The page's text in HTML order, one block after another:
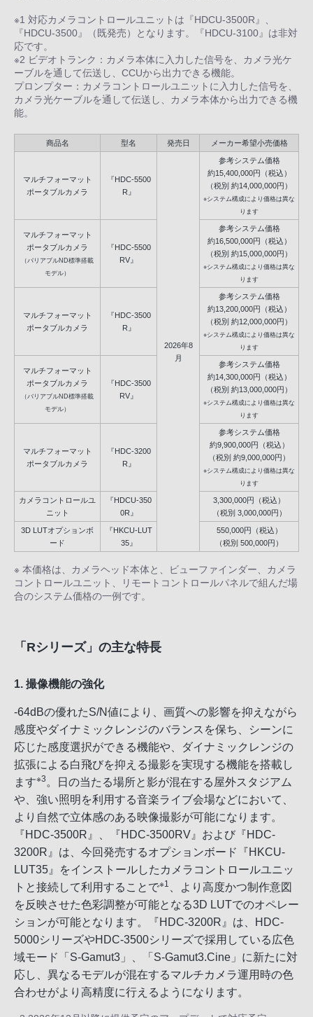
※1 対応カメラコントロールユニットは『HDCU-3500R』、
『HDCU-3500』（既発売）となります。『HDCU-3100』は非対
応です。
※2 ビデオトランク：カメラ本体に入力した信号を、カメラ光ケ
ーブルを通して伝送し、CCUから出力できる機能。
プロンプター：カメラコントロールユニットに入力した信号を、
カメラ光ケーブルを通して伝送し、カメラ本体から出力できる機
能。
商品名 型名 発売日 メーカー希望小売価格
マルチフォーマット
ポータブルカメラ
『HDC-5500
R』
2026年8
月
参考システム価格
約15,400,000円（税込）
（税別 約14,000,000円）
※システム構成により価格は異な
ります
マルチフォーマット
ポータブルカメラ
（バリアブルND標準搭載
モデル）
『HDC-5500
RV』
参考システム価格
約16,500,000円（税込）
（税別 約15,000,000円）
※システム構成により価格は異な
ります
マルチフォーマット
ポータブルカメラ
『HDC-3500
R』
参考システム価格
約13,200,000円（税込）
（税別 約12,000,000円）
※システム構成により価格は異な
ります
マルチフォーマット
ポータブルカメラ
（バリアブルND標準搭載
モデル）
『HDC-3500
RV』
参考システム価格
約14,300,000円（税込）
（税別 約13,000,000円）
※システム構成により価格は異な
ります
マルチフォーマット
ポータブルカメラ
『HDC-3200
R』
参考システム価格
約9,900,000円（税込）
（税別 約9,000,000円）
※システム構成により価格は異な
ります
カメラコントロールユ
ニット
『HDCU-350
0R』
3,300,000円（税込）
（税別 3,000,000円）
3D LUTオプションボ
ード
『HKCU-LUT
35』
550,000円（税込）
（税別 500,000円）
※ 本価格は、カメラヘッド本体と、ビューファインダー、カメラ
コントロールユニット、リモートコントロールパネルで組んだ場
合のシステム価格の一例です。
「Rシリーズ」の主な特長
1. 撮像機能の強化
-64dBの優れたS/N値により、画質への影響を抑えながら
感度やダイナミックレンジのバランスを保ち、シーンに
応じた感度選択ができる機能や、ダイナミックレンジの
拡張による白飛びを抑える撮影を実現する機能を搭載し
ます※3 。日の当たる場所と影が混在する屋外スタジアム
や、強い照明を利用する音楽ライブ会場などにおいて、
より自然で立体感のある映像撮影が可能になります。
『HDC-3500R』、『HDC-3500RV』および『HDC-
3200R』は、今回発売するオプションボード『HKCU-
LUT35』をインストールしたカメラコントロールユニッ
トと接続して利用することで※1
、より高度かつ制作意図
を反映させた色彩調整が可能となる3D LUTでのオペレー
ションが可能となります。『HDC-3200R』は、HDC-
5000シリーズやHDC-3500シリーズで採用している広色
域モード「S-Gamut3」、「S-Gamut3.Cine」に新たに対
応し、異なるモデルが混在するマルチカメラ運用時の色
合わせがより高精度に行えるようになります。